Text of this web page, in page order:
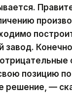
позицию
решение, —